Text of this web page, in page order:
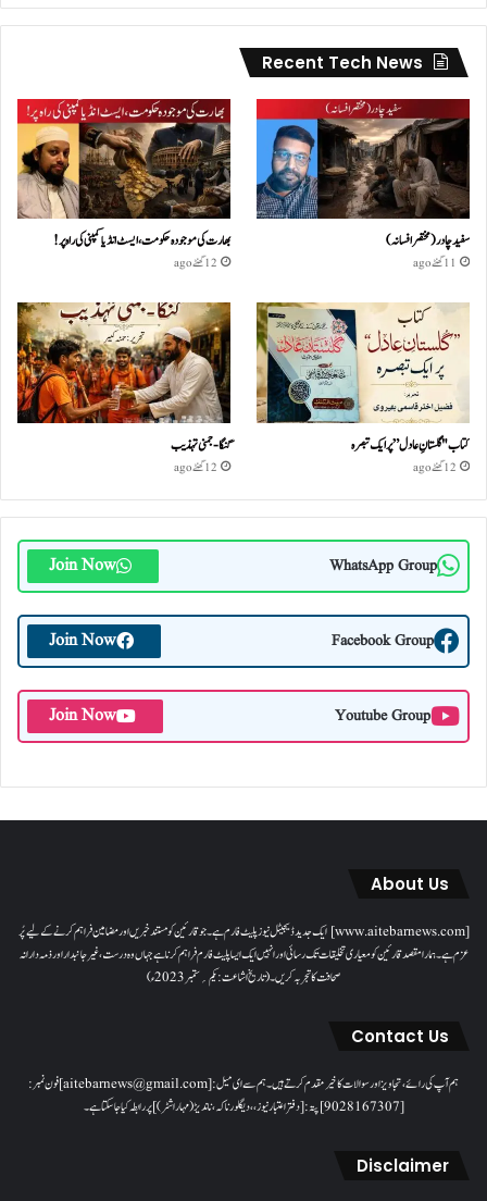
Recent Tech News
سفید چادر( مختصر افسانہ)
11 گھنٹے ago
بھارت کی موجودہ حکومت،ایسٹ انڈیا کمپنی کی راہ پر!
12 گھنٹے ago
کتاب "گلستانِ عادل” پر ایک تبصرہ
12 گھنٹے ago
گنگا-جمنی تہذیب
12 گھنٹے ago
WhatsApp Group
Join Now
Facebook Group
Join Now
Youtube Group
Join Now
About Us
[www.aitebarnews.com] ایک جدید ڈیجیٹل نیوز پلیٹ فارم ہے۔ جو قارئین کو مستند خبریں اور مضامین فراہم کرنے کے لیے پُر
عزم ہے۔ ہمارا مقصدقارئین کو معیاری تخلیقات تک رسائی اور انہیں ایک ایسا پلیٹ فارم فراہم کرنا ہے جہاں وہ درست، غیر جانبدار اور ذمہ دارانہ
صحافت کا تجربہ کریں۔( تاریخ اشاعت : یکم؍ ستمبر 2023ء)
Contact Us
ہم آپ کی رائے، تجاویز اور سوالات کا خیرمقدم کرتے ہیں۔ ہم سےای میل: [aitebarnews@gmail.com]فون نمبر:
[9028167307]پتہ: [دفتر اعتبار نیوز، ، دیگلور ناکہ، ناندیڑ(مہاراشٹر) ] پر رابطہ کیا جاسکتا ہے۔
Disclaimer